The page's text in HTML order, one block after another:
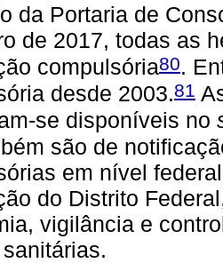
da Portaria de
de 2017, todas as
compulsória80.
desde 2003.81
se disponíveis no
são de
em nível
do Distrito
vigilância e